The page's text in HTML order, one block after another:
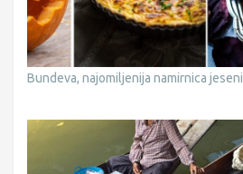
Bundeva, najomiljenija namirnica jeseni